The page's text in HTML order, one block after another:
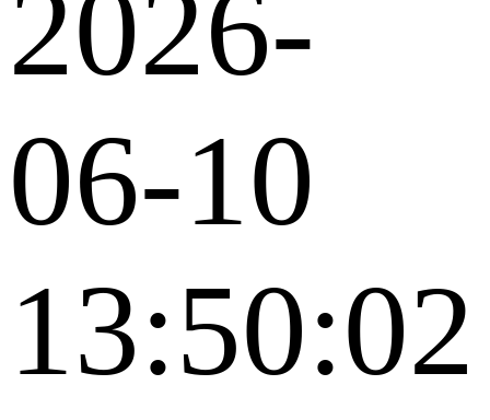
2026-
06-10
13:50:02